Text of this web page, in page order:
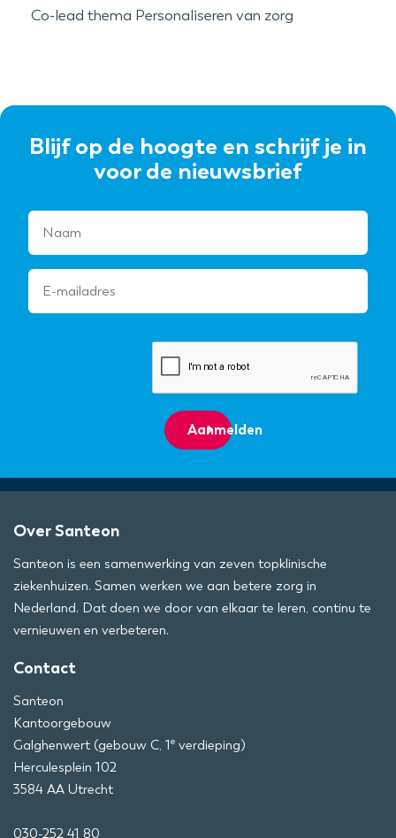
Co-lead thema Personaliseren van zorg
Blijf op de hoogte en schrijf je in
voor de nieuwsbrief
Aanmelden
Over Santeon
Santeon is een samenwerking van zeven topklinische
ziekenhuizen. Samen werken we aan betere zorg in
Nederland. Dat doen we door van elkaar te leren, continu te
vernieuwen en verbeteren.
Contact
Santeon
Kantoorgebouw
Galghenwert (gebouw C, 1e verdieping)
Herculesplein 102
3584 AA Utrecht
030-252 41 80